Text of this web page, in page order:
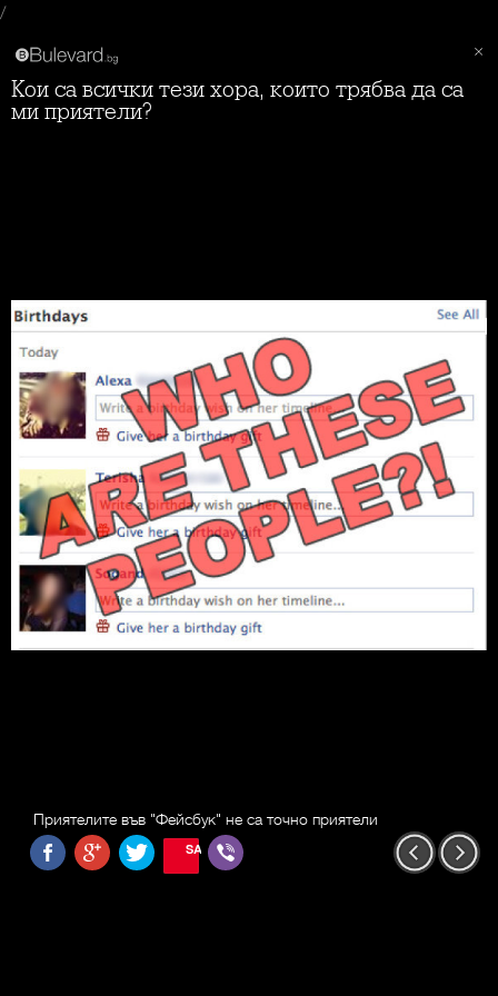
/
Кои са всички тези хора, които трябва да са
ми приятели?
Приятелите във "Фейсбук" не са точно приятели
SAVE